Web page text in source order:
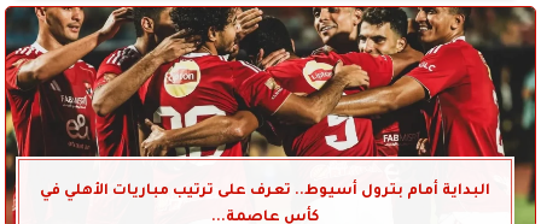
البداية أمام بترول أسيوط.. تعرف على ترتيب مباريات الأهلي في
كأس عاصمة...